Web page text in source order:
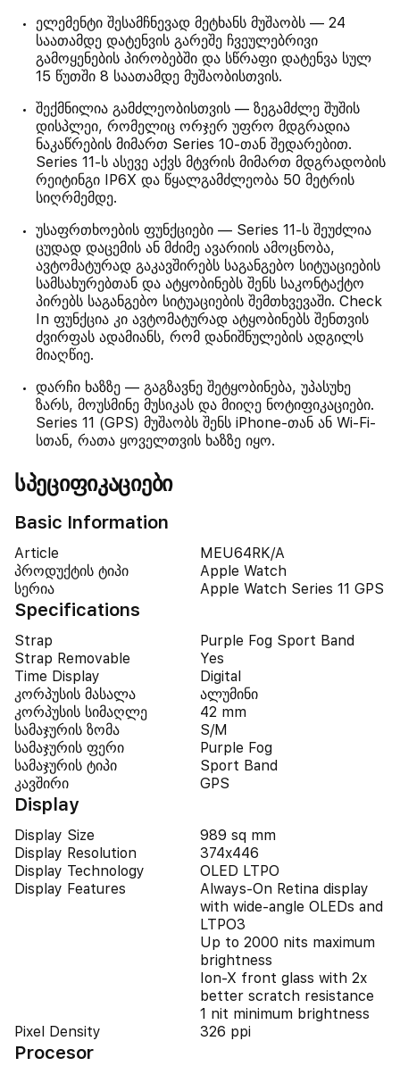
ელემენტი შესამჩნევად მეტხანს მუშაობს — 24
საათამდე დატენვის გარეშე ჩვეულებრივი
გამოყენების პირობებში და სწრაფი დატენვა სულ
15 წუთში 8 საათამდე მუშაობისთვის.
შექმნილია გამძლეობისთვის — ზეგამძლე შუშის
დისპლეი, რომელიც ორჯერ უფრო მდგრადია
ნაკაწრების მიმართ Series 10-თან შედარებით.
Series 11-ს ასევე აქვს მტვრის მიმართ მდგრადობის
რეიტინგი IP6X და წყალგამძლეობა 50 მეტრის
სიღრმემდე.
უსაფრთხოების ფუნქციები — Series 11-ს შეუძლია
ცუდად დაცემის ან მძიმე ავარიის ამოცნობა,
ავტომატურად გაკავშირებს საგანგებო სიტუაციების
სამსახურებთან და ატყობინებს შენს საკონტაქტო
პირებს საგანგებო სიტუაციების შემთხვევაში. Check
In ფუნქცია კი ავტომატურად ატყობინებს შენთვის
ძვირფას ადამიანს, რომ დანიშნულების ადგილს
მიაღწიე.
დარჩი ხაზზე — გაგზავნე შეტყობინება, უპასუხე
ზარს, მოუსმინე მუსიკას და მიიღე ნოტიფიკაციები.
Series 11 (GPS) მუშაობს შენს iPhone-თან ან Wi-Fi-
სთან, რათა ყოველთვის ხაზზე იყო.
სპეციფიკაციები
Basic Information
Article
MEU64RK/A
პროდუქტის ტიპი
Apple Watch
სერია
Apple Watch Series 11 GPS
Specifications
Strap
Purple Fog Sport Band
Strap Removable
Yes
Time Display
Digital
კორპუსის მასალა
ალუმინი
კორპუსის სიმაღლე
42 mm
სამაჯურის ზომა
S/M
სამაჯურის ფერი
Purple Fog
სამაჯურის ტიპი
Sport Band
კავშირი
GPS
Display
Display Size
989 sq mm
Display Resolution
374x446
Display Technology
OLED LTPO
Display Features
Always‑On Retina display
with wide‑angle OLEDs and
LTPO3
Up to 2000 nits maximum
brightness
Ion‑X front glass with 2x
better scratch resistance
1 nit minimum brightness
Pixel Density
326 ppi
Procesor